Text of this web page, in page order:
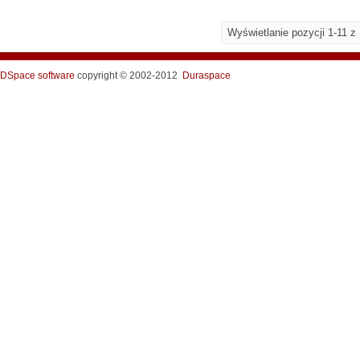
Wyświetlanie pozycji 1-11 z
DSpace software copyright © 2002-2012 Duraspace